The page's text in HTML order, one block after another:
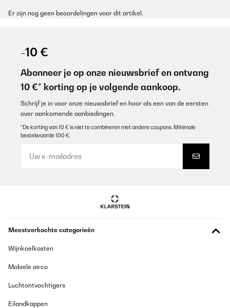
Er zijn nog geen beoordelingen voor dit artikel.
-10 €
Abonneer je op onze nieuwsbrief en ontvang
10 €* korting op je volgende aankoop.
Schrijf je in voor onze nieuwsbrief en hoor als een van de eersten
over aankomende aanbiedingen.
*De korting van 10 € is niet te combineren met andere coupons. Minimale
bestelwaarde 100 €.
Meestverkochte categorieën
Wijnkoelkasten
Mobiele airco
Luchtontvochtigers
Eilandkappen